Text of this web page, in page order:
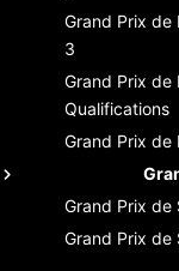
Grand Prix de
3
Grand Prix de
Qualifications
Grand Prix de
Grand Prix de
Grand Prix de